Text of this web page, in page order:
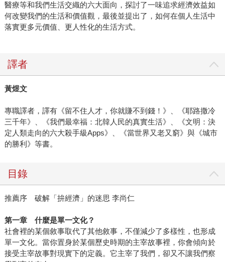
醫療等和我們生活交織的六大面向，探討了一味追求經濟效益如
何改變我們的生活和價值觀，最後並提出了，如何在個人生活中
落實更多元價值、更人性化的生活方式。
譯者
黃煜文
專職譯者，譯有《留不住人才，你就賺不到錢！》、《耶路撒冷
三千年》、《我們最幸福：北韓人民的真實生活》、《文明：決
定人類走向的六大殺手級Apps》、《當世界又老又窮》與《城市
的勝利》等書。
目錄
推薦序 破解「拚經濟」的迷思 李尚仁
第一章 什麼是單一文化？
社會裡的某個敘事取代了其他敘事，不僅減少了多樣性，也形成
單一文化。當你置身於某個歷史時期的主宰故事裡，你會傾向於
接受主宰故事對現實下的定義。它主宰了我們，卻又不讓我們察